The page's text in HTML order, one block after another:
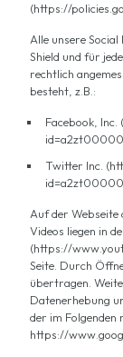
(https://
Alle unsere
Shield und für
rechtlich
besteht, z.B.:
Facebook,
Twitter Inc.
Auf der Webseite
Videos liegen in
(https://
Seite. Durch
übertragen.
Datenerhebung
der im
https://